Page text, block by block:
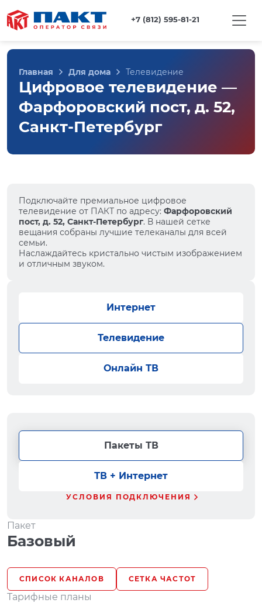
+7 (812) 595-81-21
Главная Для дома Телевидение
Цифровое телевидение —
Фарфоровский пост, д. 52,
Санкт-Петербург
Подключайте премиальное цифровое
телевидение от ПАКТ по адресу: Фарфоровский
пост, д. 52, Санкт-Петербург. В нашей сетке
вещания собраны лучшие телеканалы для всей
семьи.
Наслаждайтесь кристально чистым изображением
и отличным звуком.
Интернет
Телевидение
Онлайн ТВ
Пакеты ТВ
ТВ + Интернет
УСЛОВИЯ ПОДКЛЮЧЕНИЯ
Пакет
Базовый
СПИСОК КАНАЛОВ СЕТКА ЧАСТОТ
Тарифные планы